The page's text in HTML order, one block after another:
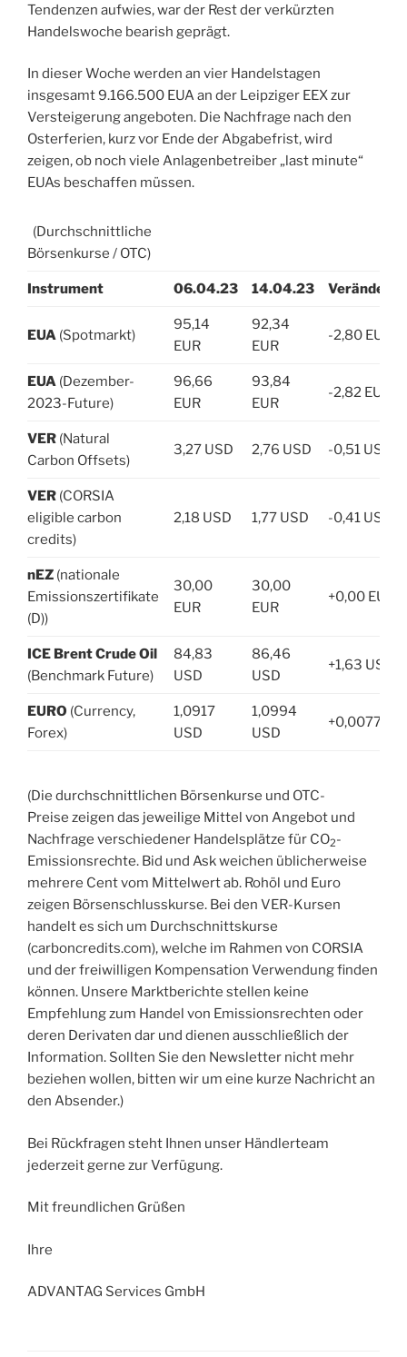
Tendenzen aufwies, war der Rest der verkürzten
Handelswoche bearish geprägt.
In dieser Woche werden an vier Handelstagen
insgesamt 9.166.500 EUA an der Leipziger EEX zur
Versteigerung angeboten. Die Nachfrage nach den
Osterferien, kurz vor Ende der Abgabefrist, wird
zeigen, ob noch viele Anlagenbetreiber „last minute“
EUAs beschaffen müssen.
(Durchschnittliche
Börsenkurse / OTC)
Instrument 06.04.23 14.04.23
EUA (Spotmarkt)
95,14
EUR
92,34
EUR
-2,80 EUR
EUA (Dezember-
2023-Future)
96,66
EUR
93,84
EUR
-2,82 EUR
VER (Natural
Carbon Offsets)
3,27 USD 2,76 USD -0,51 USD
VER (CORSIA
eligible carbon
credits)
2,18 USD 1,77 USD -0,41 USD
nEZ (nationale
Emissionszertifikate
(D))
30,00
EUR
30,00
EUR
+0,00 EUR
ICE Brent Crude Oil
(Benchmark Future)
84,83
USD
86,46
USD
+1,63 USD
EURO (Currency,
Forex)
1,0917
USD
1,0994
USD
+0,0077
(Die durchschnittlichen Börsenkurse und OTC-
Preise zeigen das jeweilige Mittel von Angebot und
Nachfrage verschiedener Handelsplätze für CO2-
Emissionsrechte. Bid und Ask weichen üblicherweise
mehrere Cent vom Mittelwert ab. Rohöl und Euro
zeigen Börsenschlusskurse. Bei den VER-Kursen
handelt es sich um Durchschnittskurse
(carboncredits.com), welche im Rahmen von CORSIA
und der freiwilligen Kompensation Verwendung finden
können. Unsere Marktberichte stellen keine
Empfehlung zum Handel von Emissionsrechten oder
deren Derivaten dar und dienen ausschließlich der
Information. Sollten Sie den Newsletter nicht mehr
beziehen wollen, bitten wir um eine kurze Nachricht an
den Absender.)
Bei Rückfragen steht Ihnen unser Händlerteam
jederzeit gerne zur Verfügung.
Mit freundlichen Grüßen
Ihre
ADVANTAG Services GmbH